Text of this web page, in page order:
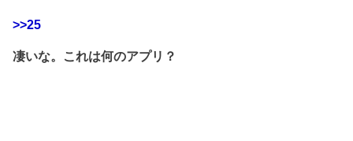
>>25
凄いな。これは何のアプリ？